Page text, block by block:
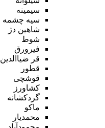
سیمینه
سیه چشمه
شاهین دژ
شوط
فیرورق
قر ضیاالدین
قطور
قوشچی
کشاورز
گردکشانه
ماکو
محمدیار